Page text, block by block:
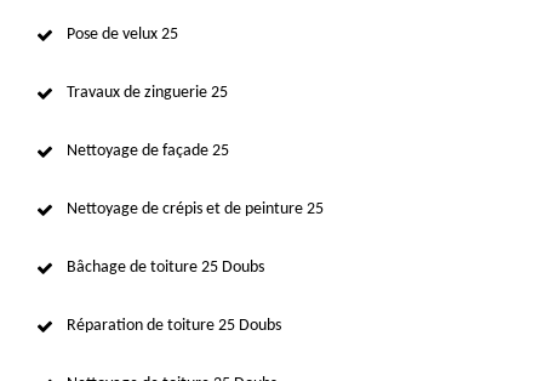
Pose de velux 25
Travaux de zinguerie 25
Nettoyage de façade 25
Nettoyage de crépis et de peinture 25
Bâchage de toiture 25 Doubs
Réparation de toiture 25 Doubs